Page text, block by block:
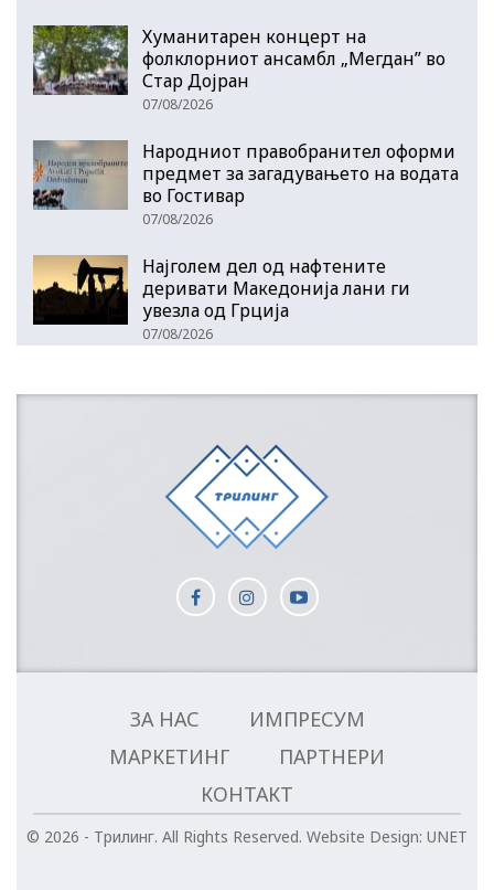
Хуманитарен концерт на
фолклорниот ансамбл „Мегдан” во
Стар Дојран
07/08/2026
Народниот правобранител оформи
предмет за загадувањето на водата
во Гостивар
07/08/2026
Најголем дел од нафтените
деривати Македонија лани ги
увезла од Грција
07/08/2026
ЗА НАС
ИМПРЕСУМ
МАРКЕТИНГ
ПАРТНЕРИ
КОНТАКТ
© 2026 - Трилинг. All Rights Reserved. Website Design: UNET